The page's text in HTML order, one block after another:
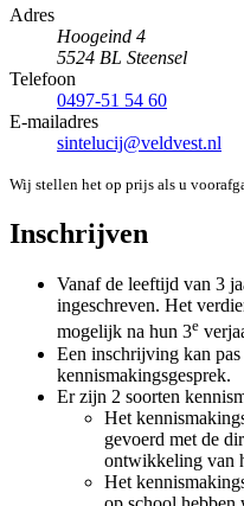
Adres
Hoogeind 4
5524 BL Steensel
Telefoon
0497-51 54 60
E-mailadres
sintelucij@veldvest.nl
Wij stellen het op prijs als u
Inschrijven
Vanaf de leeftijd van 3
ingeschreven. Het
mogelijk na hun 3e
Een inschrijving kan pas
kennismakingsgesprek.
Er zijn 2 soorten
Het
gevoerd met de
ontwikkeling van
Het